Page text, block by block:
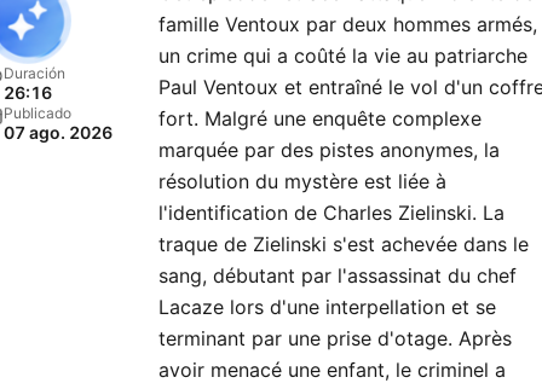
Duración
26:16
Publicado
07 ago. 2026
famille Ventoux par deux hommes armés,
un crime qui a coûté la vie au patriarche
Paul Ventoux et entraîné le vol d'un
fort. Malgré une enquête complexe
marquée par des pistes anonymes, la
résolution du mystère est liée à
l'identification de Charles Zielinski. La
traque de Zielinski s'est achevée dans le
sang, débutant par l'assassinat du chef
Lacaze lors d'une interpellation et se
terminant par une prise d'otage. Après
avoir menacé une enfant, le criminel a